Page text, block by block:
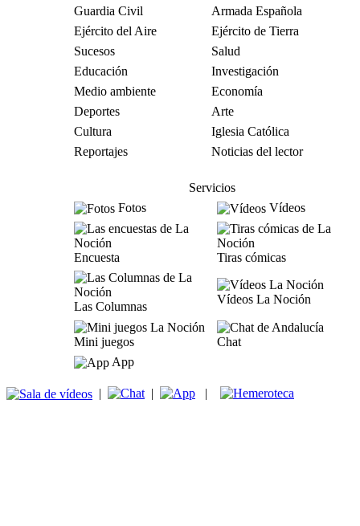
Guardia Civil
Armada Española
Ejército del Aire
Ejército de Tierra
Sucesos
Salud
Educación
Investigación
Medio ambiente
Economía
Deportes
Arte
Cultura
Iglesia Católica
Reportajes
Noticias del lector
Servicios
Fotos
Vídeos
Encuesta Tiras cómicas
Las Columnas
Vídeos La Noción
Mini juegos
Chat
App
| | |